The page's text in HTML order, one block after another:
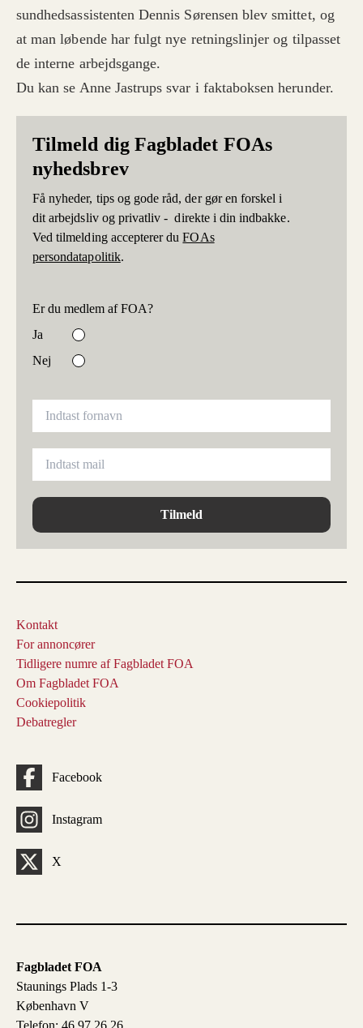
sundhedsassistenten Dennis Sørensen blev smittet, og
at man løbende har fulgt nye retningslinjer og tilpasset
de interne arbejdsgange.
Du kan se Anne Jastrups svar i faktaboksen herunder.
Tilmeld dig Fagbladet FOAs
nyhedsbrev
Få nyheder, tips og gode råd, der gør en forskel i
dit arbejdsliv og privatliv - direkte i din indbakke.
Ved tilmelding accepterer duFOAs
persondatapolitik.
Er du medlem af FOA?
Ja
Nej
Tilmeld
Fagbladet FOA
Staunings Plads 1-3
København V
Telefon: 46 97 26 26
Kontakt
For annoncører
Tidligere numre af Fagbladet FOA
Om Fagbladet FOA
Cookiepolitik
Debatregler
Facebook
Instagram
X